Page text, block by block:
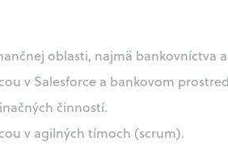
oblasti, najmä bankovníctva
v Salesforce a bankovom
činností.
v agilných tímoch (scrum).